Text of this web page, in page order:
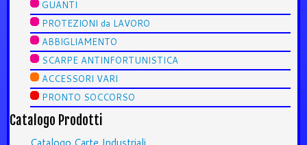
GUANTI
PROTEZIONI da LAVORO
ABBIGLIAMENTO
SCARPE ANTINFORTUNISTICA
ACCESSORI VARI
PRONTO SOCCORSO
Catalogo Prodotti